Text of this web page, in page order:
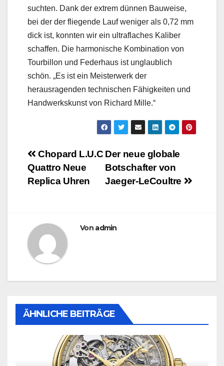
suchten. Dank der extrem dünnen Bauweise,
bei der der fliegende Lauf weniger als 0,72 mm
dick ist, konnten wir ein ultraflaches Kaliber
schaffen. Die harmonische Kombination von
Tourbillon und Federhaus ist unglaublich
schön. „Es ist ein Meisterwerk der
herausragenden technischen Fähigkeiten und
Handwerkskunst von Richard Mille.“
Beitragsnavigation
Der neue globale
Botschafter von
Jaeger-LeCoultre
Chopard L.U.C
Quattro Neue
Replica Uhren
Von admin
ÄHNLICHE BEITRÄGE